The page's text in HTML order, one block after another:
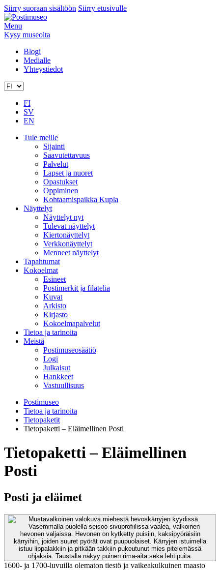
Siirry suoraan sisältöön Siirry etusivulle
Menu
Kysy museolta
Blogi
Medialle
Yhteystiedot
FI
SV
EN
Tule meille
Sijainti
Saavutettavuus
Palvelut
Lapset ja nuoret
Opastukset
Oppiminen
Kohtaamispaikka Kupla
Näyttelyt
Näyttelyt nyt
Tulevat näyttelyt
Kiertonäyttelyt
Verkkonäyttelyt
Menneet näyttelyt
Tapahtumat
Kokoelmat
Esineet
Postimerkit ja filatelia
Kuvat
Arkisto
Kirjasto
Kokoelmapalvelut
Tietoa ja tarinoita
Meistä
Postimuseosäätiö
Logi
Julkaisut
Hankkeet
Vastuullisuus
Postimuseo
Tietoa ja tarinoita
Tietopaketit
Tietopaketti – Eläimellinen Posti
Tietopaketti – Eläimellinen
Posti
Posti ja eläimet
1600- ja 1700-luvuilla olematon tiestö ja vaikeakulkuinen maasto